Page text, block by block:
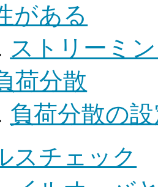
がある
ストリーミ
荷分散
負荷分散の
スチェック